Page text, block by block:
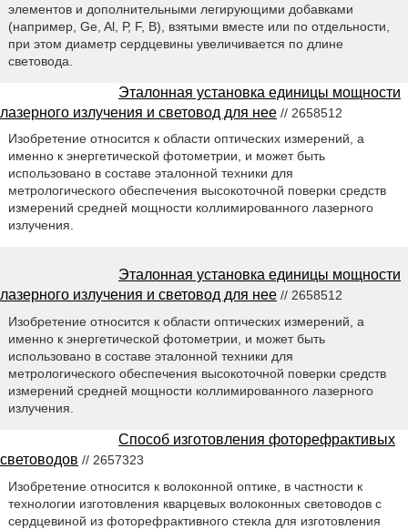
элементов и дополнительными легирующими добавками
(например, Ge, Al, Р, F, В), взятыми вместе или по отдельности,
при этом диаметр сердцевины увеличивается по длине
световода.
Эталонная установка единицы мощности
лазерного излучения и световод для нее // 2658512
Изобретение относится к области оптических измерений, а
именно к энергетической фотометрии, и может быть
использовано в составе эталонной техники для
метрологического обеспечения высокоточной поверки средств
измерений средней мощности коллимированного лазерного
излучения.
Эталонная установка единицы мощности
лазерного излучения и световод для нее // 2658512
Изобретение относится к области оптических измерений, а
именно к энергетической фотометрии, и может быть
использовано в составе эталонной техники для
метрологического обеспечения высокоточной поверки средств
измерений средней мощности коллимированного лазерного
излучения.
Способ изготовления фоторефрактивых
световодов // 2657323
Изобретение относится к волоконной оптике, в частности к
технологии изготовления кварцевых волоконных световодов с
сердцевиной из фоторефрактивного стекла для изготовления